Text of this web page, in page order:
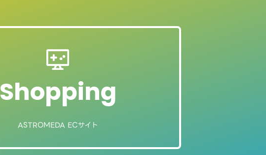
Shopping
ASTROMEDA ECサイト